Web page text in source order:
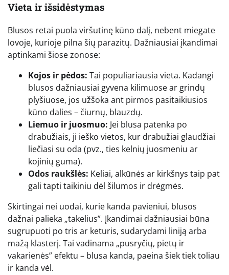
Vieta ir išsidėstymas
Blusos retai puola viršutinę kūno dalį, nebent miegate
lovoje, kurioje pilna šių parazitų. Dažniausiai įkandimai
aptinkami šiose zonose:
Kojos ir pėdos: Tai populiariausia vieta. Kadangi
blusos dažniausiai gyvena kilimuose ar grindų
plyšiuose, jos užšoka ant pirmos pasitaikiusios
kūno dalies – čiurnų, blauzdų.
Liemuo ir juosmuo: Jei blusa patenka po
drabužiais, ji ieško vietos, kur drabužiai glaudžiai
liečiasi su oda (pvz., ties kelnių juosmeniu ar
kojinių guma).
Odos raukšlės: Keliai, alkūnės ar kirkšnys taip pat
gali tapti taikiniu dėl šilumos ir drėgmės.
Skirtingai nei uodai, kurie kanda pavieniui, blusos
dažnai palieka „takelius”. Įkandimai dažniausiai būna
sugrupuoti po tris ar keturis, sudarydami liniją arba
mažą klasterį. Tai vadinama „pusryčių, pietų ir
vakarienės” efektu – blusa kanda, paeina šiek tiek toliau
ir kanda vėl.